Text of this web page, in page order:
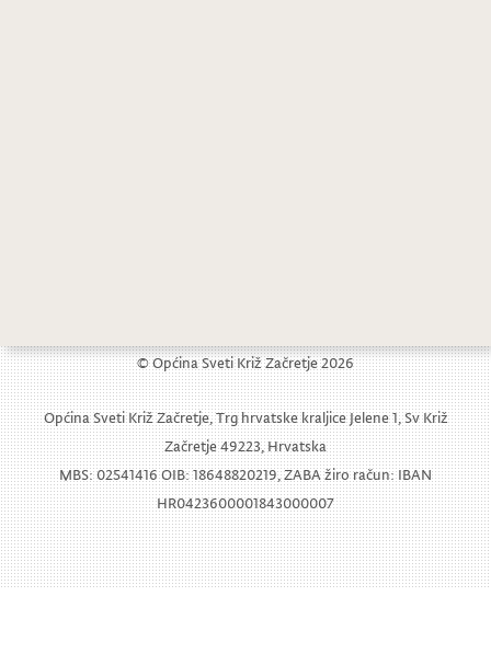
© Općina Sveti Križ Začretje 2026
Općina Sveti Križ Začretje, Trg hrvatske kraljice Jelene 1, Sv Križ
Začretje 49223, Hrvatska
MBS: 02541416 OIB: 18648820219, ZABA žiro račun: IBAN
HR0423600001843000007